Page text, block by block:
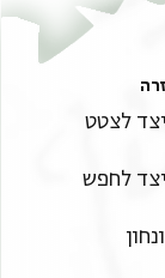
לצטט
לחפש